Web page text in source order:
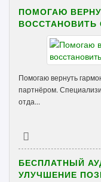
ПОМОГАЮ
ВОССТАНОВИТЬ
Помогаю вернуть
партнёром.
отда...
БЕСПЛАТНЫЙ
УЛУЧШЕНИЕ